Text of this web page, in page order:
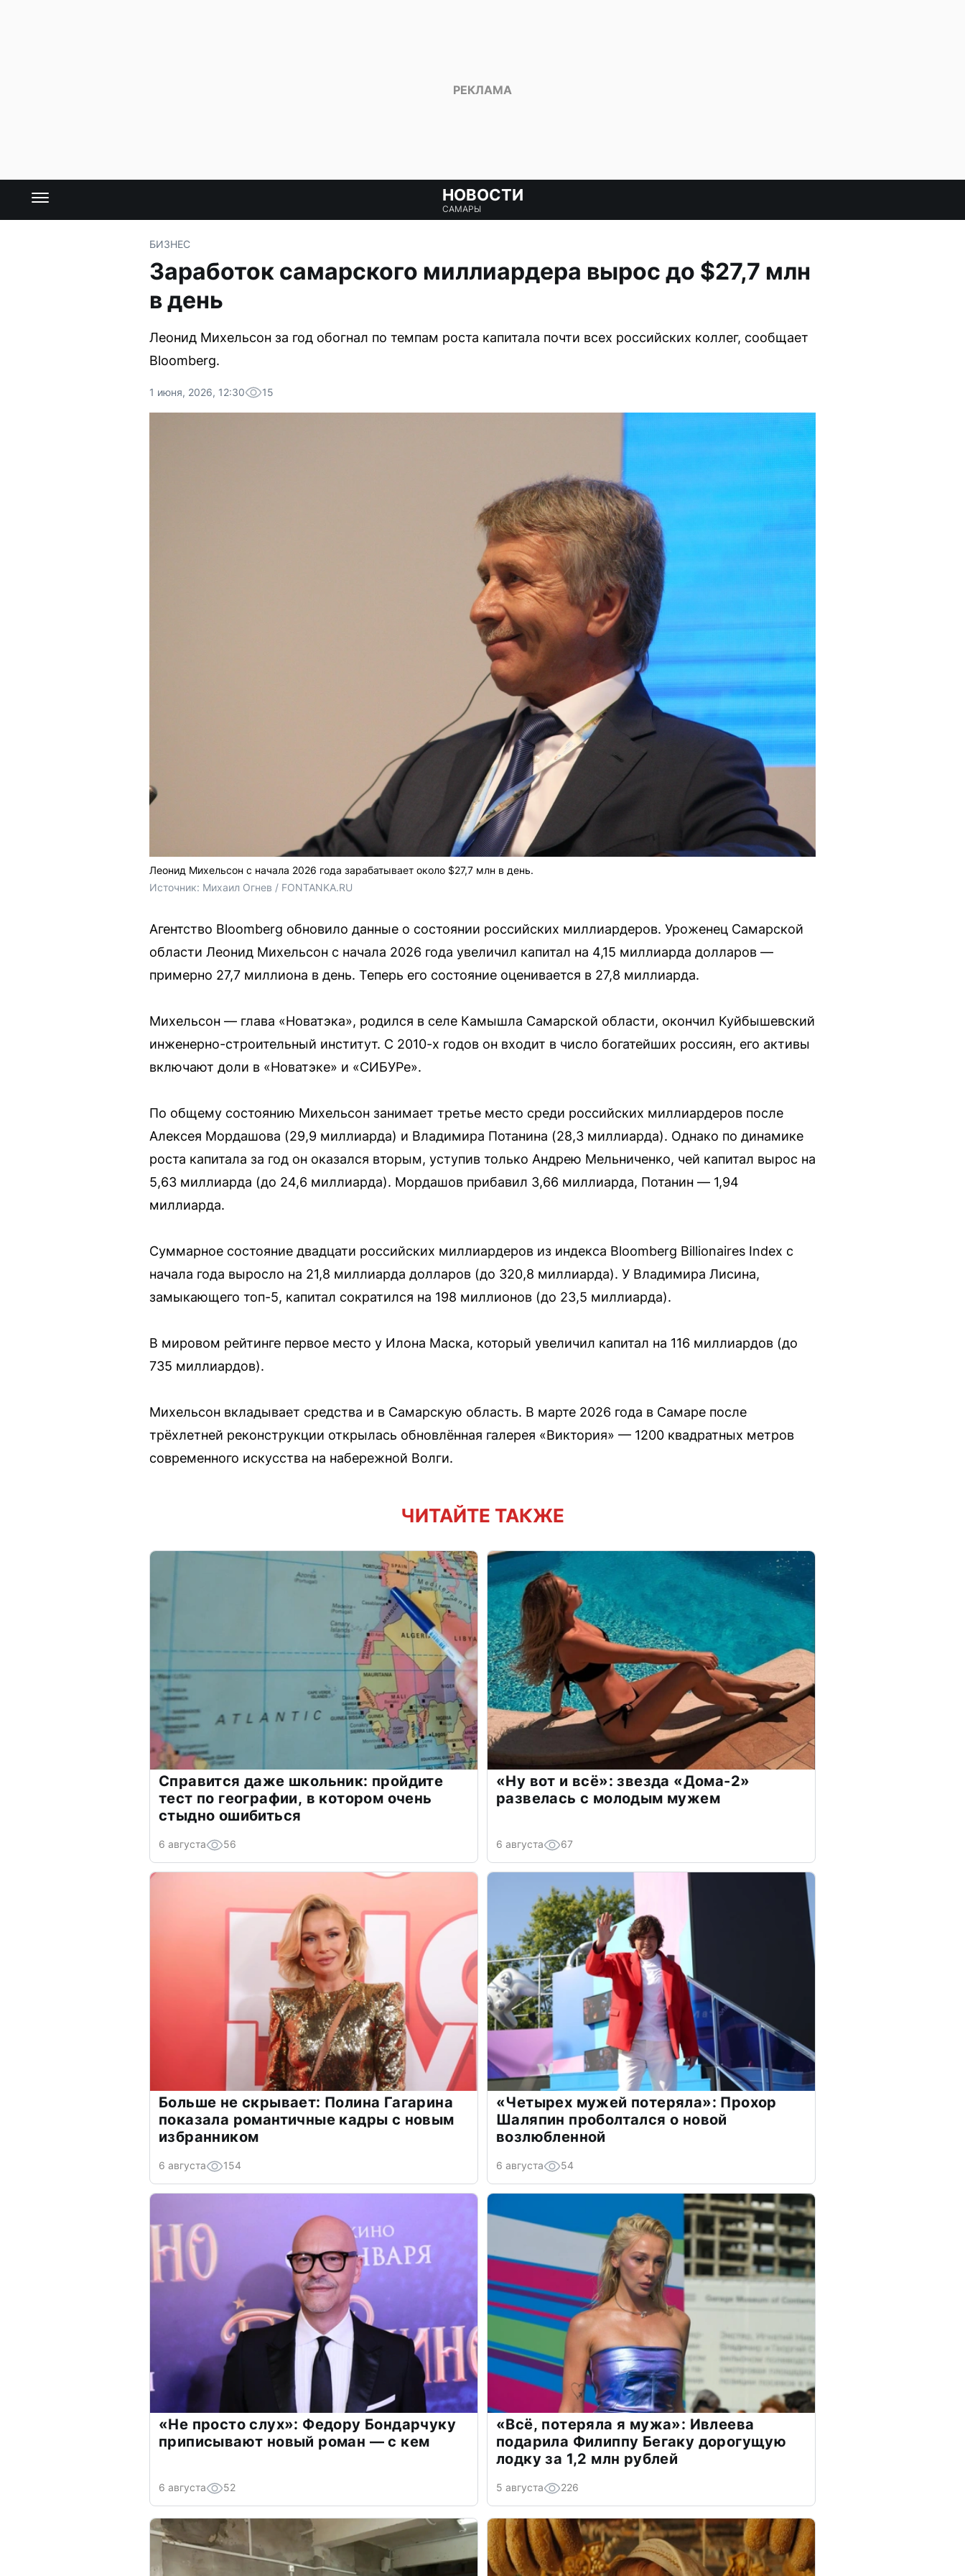
НОВОСТИ
САМАРЫ
БИЗНЕС
Заработок самарского миллиардера вырос до $27,7 млн
в день
Леонид Михельсон за год обогнал по темпам роста капитала почти всех российских коллег, сообщает
Bloomberg.
1 июня, 2026, 12:30 15
Леонид Михельсон с начала 2026 года зарабатывает около $27,7 млн в день.
Источник: Михаил Огнев / FONTANKA.RU
Агентство Bloomberg обновило данные о состоянии российских миллиардеров. Уроженец Самарской
области Леонид Михельсон с начала 2026 года увеличил капитал на 4,15 миллиарда долларов —
примерно 27,7 миллиона в день. Теперь его состояние оценивается в 27,8 миллиарда.
Михельсон — глава «Новатэка», родился в селе Камышла Самарской области, окончил Куйбышевский
инженерно-строительный институт. С 2010-х годов он входит в число богатейших россиян, его активы
включают доли в «Новатэке» и «СИБУРе».
По общему состоянию Михельсон занимает третье место среди российских миллиардеров после
Алексея Мордашова (29,9 миллиарда) и Владимира Потанина (28,3 миллиарда). Однако по динамике
роста капитала за год он оказался вторым, уступив только Андрею Мельниченко, чей капитал вырос на
5,63 миллиарда (до 24,6 миллиарда). Мордашов прибавил 3,66 миллиарда, Потанин — 1,94
миллиарда.
Суммарное состояние двадцати российских миллиардеров из индекса Bloomberg Billionaires Index с
начала года выросло на 21,8 миллиарда долларов (до 320,8 миллиарда). У Владимира Лисина,
замыкающего топ-5, капитал сократился на 198 миллионов (до 23,5 миллиарда).
В мировом рейтинге первое место у Илона Маска, который увеличил капитал на 116 миллиардов (до
735 миллиардов).
Михельсон вкладывает средства и в Самарскую область. В марте 2026 года в Самаре после
трёхлетней реконструкции открылась обновлённая галерея «Виктория» — 1200 квадратных метров
современного искусства на набережной Волги.
ЧИТАЙТЕ ТАКЖЕ
Справится даже школьник: пройдите
тест по географии, в котором очень
стыдно ошибиться
6 августа 56
«Ну вот и всё»: звезда «Дома-2»
развелась с молодым мужем
6 августа 67
Больше не скрывает: Полина Гагарина
показала романтичные кадры с новым
избранником
6 августа 154
«Четырех мужей потеряла»: Прохор
Шаляпин проболтался о новой
возлюбленной
6 августа 54
«Не просто слух»: Федору Бондарчуку
приписывают новый роман — с кем
6 августа 52
«Всё, потеряла я мужа»: Ивлеева
подарила Филиппу Бегаку дорогущую
лодку за 1,2 млн рублей
5 августа 226